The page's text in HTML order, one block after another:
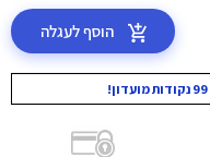
הוסף לעגלה